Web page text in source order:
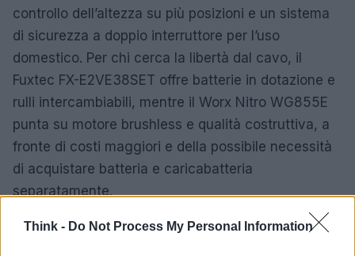
Think - Do Not Process My Personal Information
controllo dell’altezza su più posizioni e un sistema
di sicurezza a doppio interruttore per l’uso
domestico. Per chi cerca la libertà dal cavo, il
Fuxtec FX-E2VE38SET offre batterie in dotazione e
rulli intercambiabili, mentre il Worx Nitro WG855E
punta su motore brushless e qualità costruttiva, a
fronte di costi maggiori e della possibile necessità
di acquistare batteria e caricabatteria
separatamente.